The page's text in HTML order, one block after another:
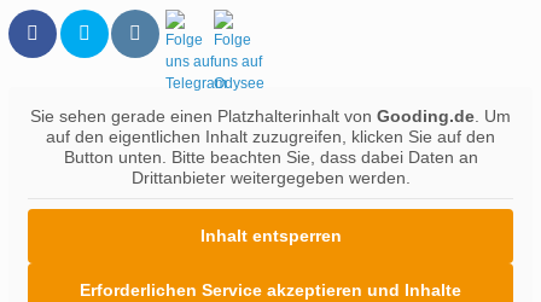
Sie sehen gerade einen Platzhalterinhalt von Gooding.de . Um
auf den eigentlichen Inhalt zuzugreifen, klicken Sie auf den
Button unten. Bitte beachten Sie, dass dabei Daten an
Drittanbieter weitergegeben werden.
Inhalt entsperren
Erforderlichen Service akzeptieren und Inhalte